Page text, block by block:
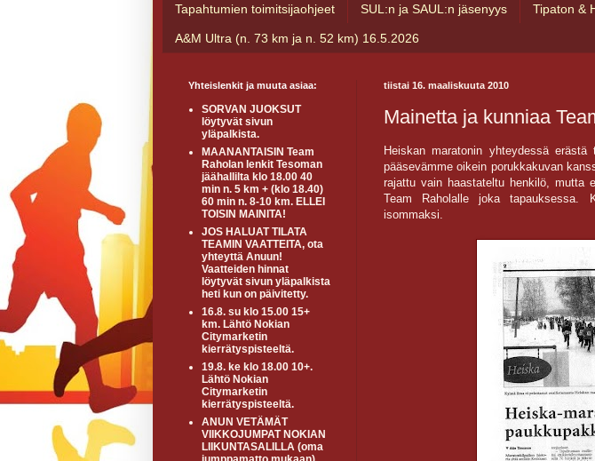
Tapahtumien toimitsijaohjeet SUL:n ja SAUL:n jäsenyys Tipaton &
A&M Ultra (n. 73 km ja n. 52 km) 16.5.2026
tiistai 16. maaliskuuta 2010
Mainetta ja kunniaa
Heiskan maratonin yhteydessä
pääsevämme oikein porukkakuvan
rajattu vain haastateltu henkilö, mutta
Team Raholalle joka tapauksessa.
isommaksi.
Yhteislenkit ja muuta asiaa:
SORVAN JUOKSUT
löytyvät sivun
yläpalkista.
MAANANTAISIN Team
Raholan lenkit Tesoman
jäähallilta klo 18.00 40
min n. 5 km + (klo 18.40)
60 min n. 8-10 km. ELLEI
TOISIN MAINITA!
JOS HALUAT TILATA
TEAMIN VAATTEITA, ota
yhteyttä Anuun!
Vaatteiden hinnat
löytyvät sivun yläpalkista
heti kun on päivitetty.
16.8. su klo 15.00 15+
km. Lähtö Nokian
Citymarketin
kierrätyspisteeltä.
19.8. ke klo 18.00 10+.
Lähtö Nokian
Citymarketin
kierrätyspisteeltä.
ANUN VETÄMÄT
VIIKKOJUMPAT NOKIAN
LIIKUNTASALILLA (oma